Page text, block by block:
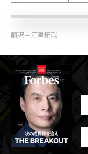
翻訳＝江津拓哉